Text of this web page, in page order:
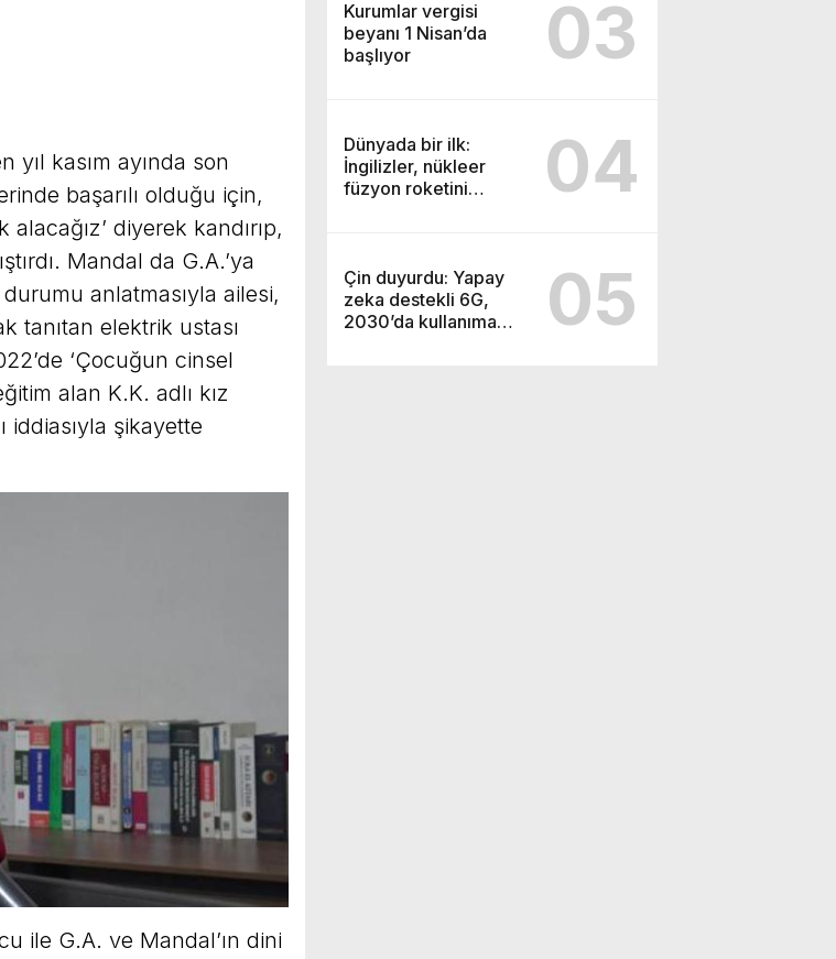
Kurumlar vergisi
beyanı 1 Nisan’da
başlıyor
03
Dünyada bir ilk:
İngilizler, nükleer
füzyon roketini
04
Çin duyurdu: Yapay
zeka destekli 6G,
2030’da kullanıma
05
kasım ayında son
başarılı olduğu için,
diyerek kandırıp,
Mandal da G.A.’ya
anlatmasıyla ailesi,
tanıtan elektrik ustası
‘Çocuğun cinsel
alan K.K. adlı kız
iddiasıyla şikayette
ile G.A. ve Mandal’ın dini